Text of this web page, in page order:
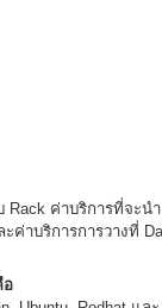
Rack ค่าบริการที่จะน
บริการการวางที่
อ